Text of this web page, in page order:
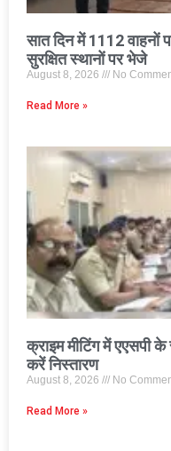
सात दिन में 1112 वाहनों
सुरक्षित स्थानों पर भेजे
August 8, 2026 No
Read More »
क्राइम मीटिंग में एएसपी
करें निस्तारण
August 8, 2026 No
Read More »